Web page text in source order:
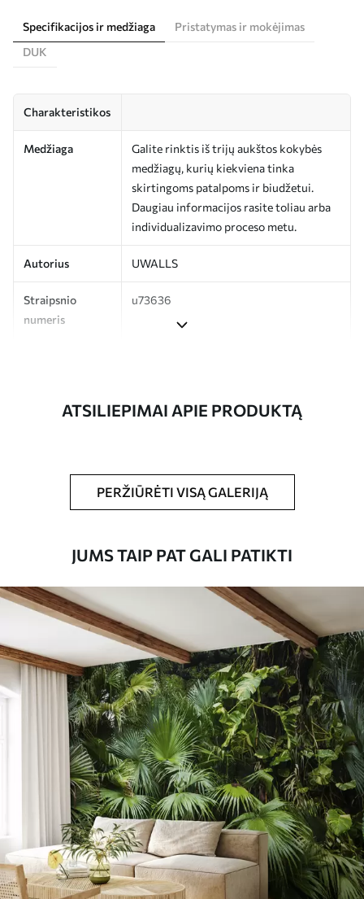
Specifikacijos ir medžiaga
Pristatymas ir mokėjimas
DUK
Charakteristikos
Medžiaga
Galite rinktis iš trijų aukštos kokybės
medžiagų, kurių kiekviena tinka
skirtingoms patalpoms ir biudžetui.
Daugiau informacijos rasite toliau arba
individualizavimo proceso metu.
Autorius UWALLS
Straipsnio
numeris
u73636
Tapetus galima švelniai valyti minkšta
kempine. Lakuotus tapetus galima valyti
Taikymo būdas Sklandus taikymas
Turimos medžiagos
Standartas
45.00 27.00€ /m²
Premiumas
34.00 /m²
Premium vinilas
.0039.00€/m²
Peel and Stick
81 .6548.99€/m²
ATSILIEPIMAI APIE PRODUKTĄ
PERŽIŪRĖTI VISĄ GALERIJĄ
JUMS TAIP PAT GALI PATIKTI